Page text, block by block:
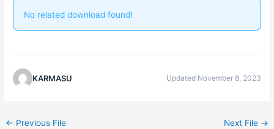
No related download found!
KARMASU Updated November 8, 2023
← Previous File Next File →